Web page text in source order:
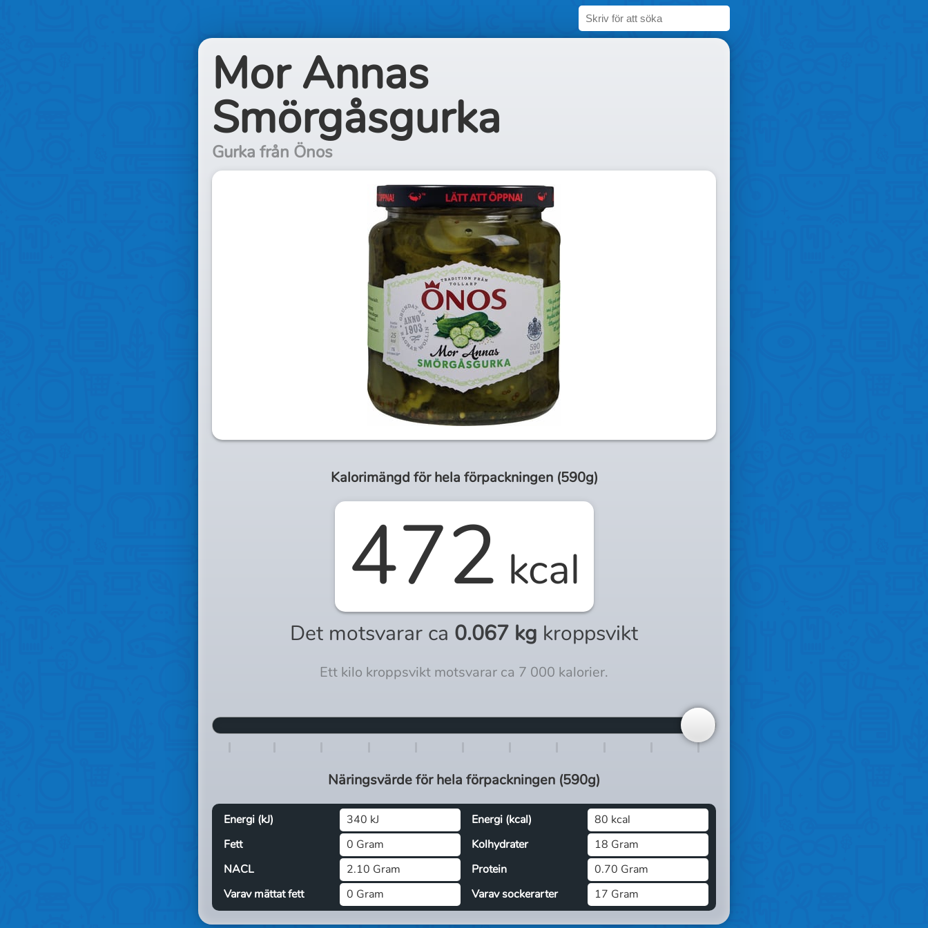
Mor Annas
Smörgåsgurka
Gurka från Önos
Kalorimängd förhela förpackningen (590g)
472 kcal
Det motsvarar ca 0.067 kg kroppsvikt
Ett kilo kroppsvikt motsvarar ca 7 000 kalorier.
Näringsvärde förhela förpackningen (590g)
Energi (kJ) 340 kJ Energi (kcal)
80 kcal
Fett
0 Gram Kolhydrater
18 Gram
NACL
2.10 Gram Protein
0.70 Gram
Varav mättat fett
0 Gram Varav sockerarter 17 Gram